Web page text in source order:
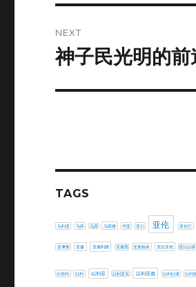
NEXT
Next
神子民光明的
TAGS
乌利亚 乌薛 乌西 乌西雅 书亚 亚们 亚伦 亚伯兰
亚摩斯 亚撒 亚撒利雅 亚撒黑 亚斯她录 亚比亚他 亚比以谢
以他玛 以利 以利亚 以利亚实 以利亚撒 以利以谢 以利